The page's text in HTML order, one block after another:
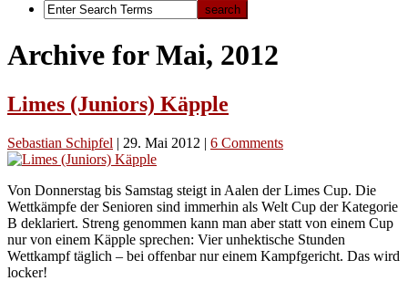
Archive for Mai, 2012
Limes (Juniors) Käpple
Sebastian Schipfel | 29. Mai 2012 | 6 Comments
Von Donnerstag bis Samstag steigt in Aalen der Limes Cup. Die
Wettkämpfe der Senioren sind immerhin als Welt Cup der Kategorie
B deklariert. Streng genommen kann man aber statt von einem Cup
nur von einem Käpple sprechen: Vier unhektische Stunden
Wettkampf täglich – bei offenbar nur einem Kampfgericht. Das wird
locker!